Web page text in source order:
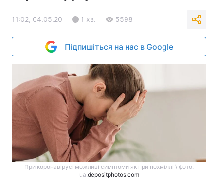
11:02, 04.05.20 1 хв. 5598
Підпишіться на нас в Google
При коронавірусі можливі симптоми як при похміллі \ фото:
ua.depositphotos.com